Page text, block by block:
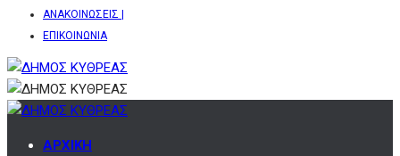
ΑΝΑΚΟΙΝΩΣΕΙΣ |
ΕΠΙΚΟΙΝΩΝΙΑ
ΑΡΧΙΚΗ